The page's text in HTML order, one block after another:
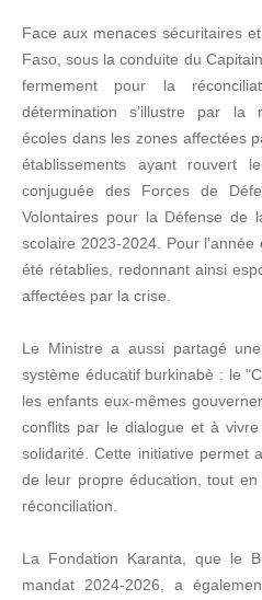
Face aux menaces sécuritaires
Faso, sous la conduite du
fermement pour la
détermination s’illustre par la
écoles dans les zones affectées
établissements ayant rouvert
conjuguée des Forces de
Volontaires pour la Défense de
scolaire 2023-2024. Pour
été rétablies, redonnant ainsi
affectées par la crise.
Le Ministre a aussi partagé
système éducatif burkinabè : le
les enfants eux-mêmes
conflits par le dialogue et à
solidarité. Cette initiative permet
de leur propre éducation, tout
réconciliation.
La Fondation Karanta, que le
mandat 2024-2026, a